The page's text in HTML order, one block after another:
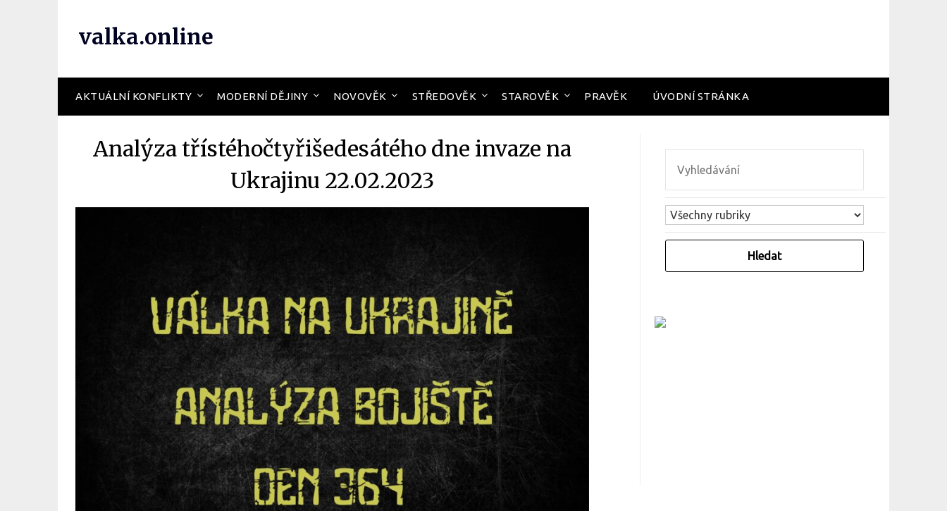
valka.online
AKTUÁLNÍ KONFLIKTY MODERNÍ DĚJINY NOVOVĚK STŘEDOVĚK STAROVĚK PRAVĚK ÚVODNÍ STRÁNKA
Analýza třístéhočtyřišedesátého dne invaze na
Ukrajinu 22.02.2023